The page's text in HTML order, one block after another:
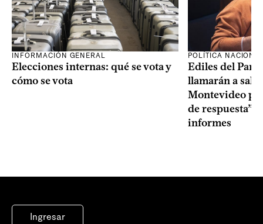
INFORMACIÓN GENERAL
Elecciones internas: qué se vota y
cómo se vota
POLÍTICA
Ediles del
llamarán a sala
Montevideo
de respuesta”
informes
Ingresar